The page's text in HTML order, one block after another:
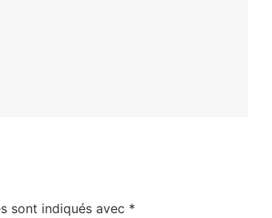
sont indiqués avec *